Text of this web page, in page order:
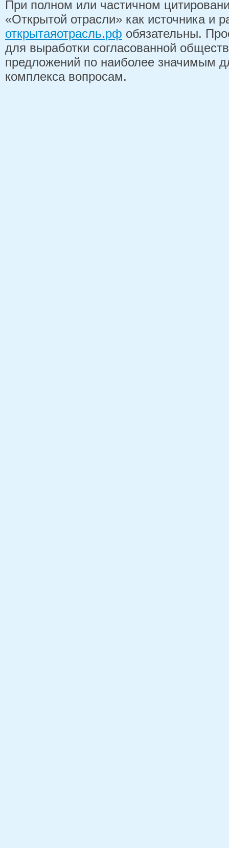
При полном или частичном
«Открытой отрасли» как источника и
открытаяотрасль.рф обязательны.
для выработки согласованной
предложений по наиболее значимым
комплекса вопросам.